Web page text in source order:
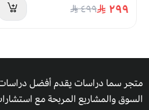
٢٩٩ ٤٩٩
متجر سما دراسات يقدم أفضل
السوق والمشاريع المربحة مع